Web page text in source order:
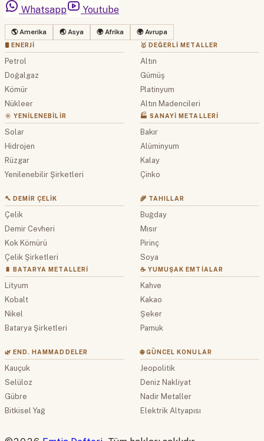
Whatsapp
Youtube
🌎 Amerika 🌏 Asya 🌍 Afrika 🌍 Avrupa
🛢 ENERJI
Petrol
Doğalgaz
Kömür
Nükleer
☀️ YENILENEBILIR
Solar
Hidrojen
Rüzgar
Yenilenebilir Şirketleri
🥇 DEĞERLI METALLER
Altın
Gümüş
Platinyum
Altın Madencileri
🏭 SANAYI METALLERI
Bakır
Alüminyum
Kalay
Çinko
🔨 DEMIR ÇELIK
Çelik
Demir Cevheri
Kok Kömürü
Çelik Şirketleri
🔋 BATARYA METALLERI
Lityum
Kobalt
Nikel
Batarya Şirketleri
🌾 TAHILLAR
Buğday
Mısır
Pirinç
Soya
☕ YUMUŞAK EMTIALAR
Kahve
Kakao
Şeker
Pamuk
🌿 END. HAMMADDELER
Kauçuk
Selüloz
Gübre
Bitkisel Yağ
🌐 GÜNCEL KONULAR
Jeopolitik
Deniz Nakliyat
Nadir Metaller
Elektrik Altyapısı